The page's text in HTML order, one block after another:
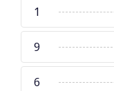
1
9
6